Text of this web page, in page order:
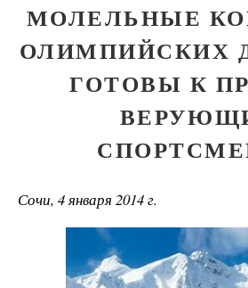
МОЛЕЛЬНЫЕ
ОЛИМПИЙСКИХ
ГОТОВЫ К
Сочи, 4 января 2014 г.